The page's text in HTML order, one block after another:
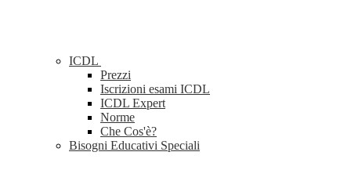
ICDL
Prezzi
Iscrizioni esami ICDL
ICDL Expert
Norme
Che Cos'è?
Bisogni Educativi Speciali